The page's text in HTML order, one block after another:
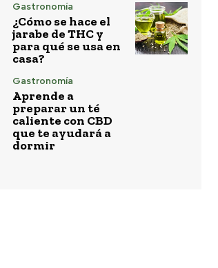
Gastronomía
¿Cómo se hace el
jarabe de THC y
para qué se usa en
casa?
Gastronomía
Aprende a
preparar un té
caliente con CBD
que te ayudará a
dormir